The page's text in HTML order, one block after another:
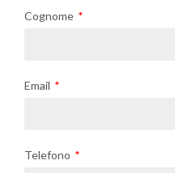
Cognome
Email
Telefono